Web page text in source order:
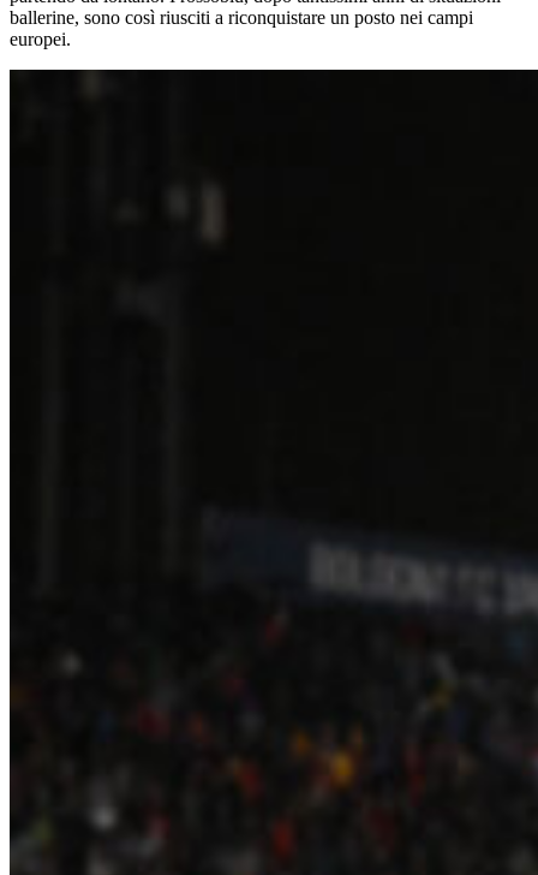
ballerine, sono così riusciti a riconquistare un posto nei campi
europei.